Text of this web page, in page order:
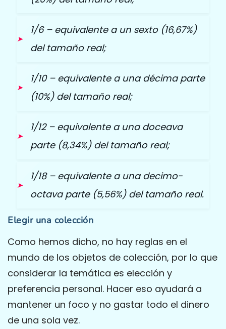
1/6 – equivalente a un sexto (16,67%)
del tamaño real;
1/10 – equivalente a una décima parte
(10%) del tamaño real;
1/12 – equivalente a una doceava
parte (8,34%) del tamaño real;
1/18 – equivalente a una decimo-
octava parte (5,56%) del tamaño real.
Elegir una colección
Como hemos dicho, no hay reglas en el
mundo de los objetos de colección, por lo que
considerar la temática es elección y
preferencia personal. Hacer eso ayudará a
mantener un foco y no gastar todo el dinero
de una sola vez.